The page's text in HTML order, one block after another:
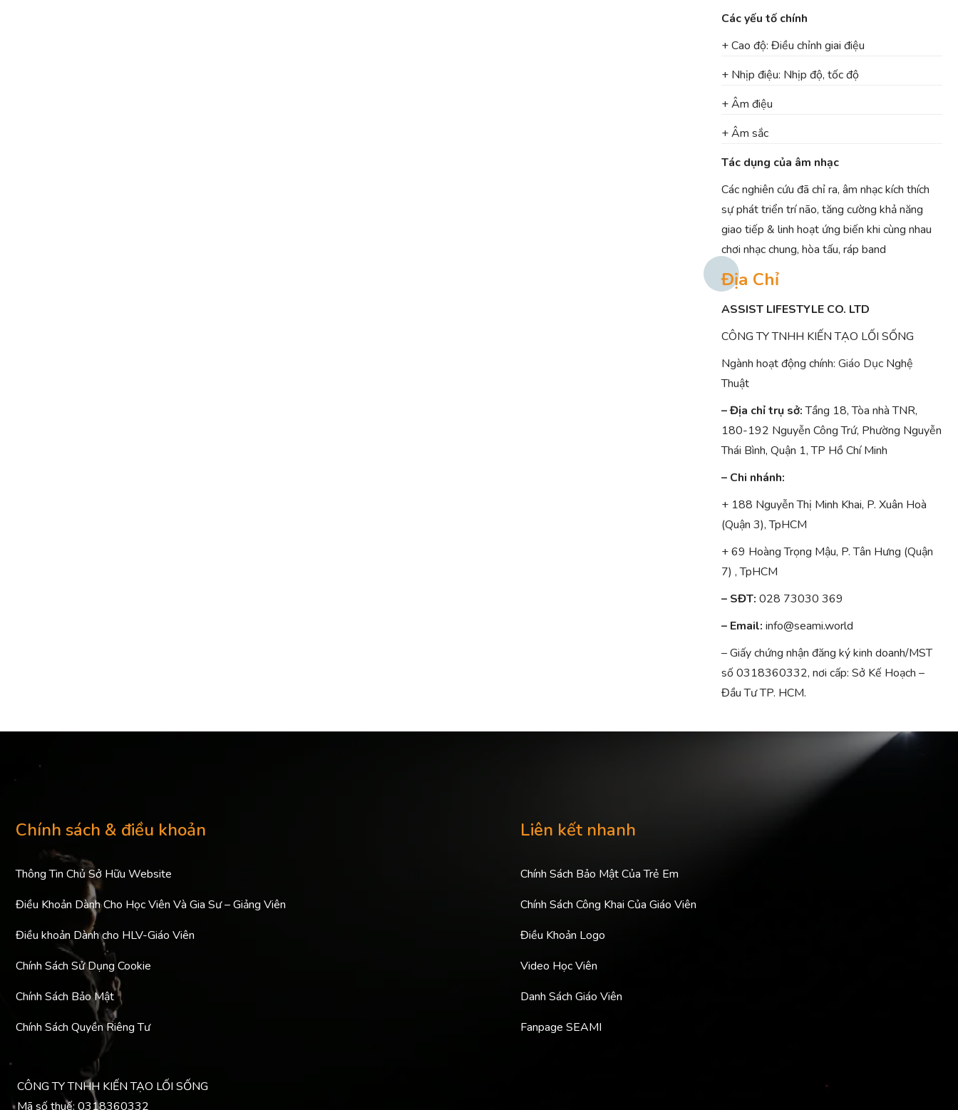
Các yếu tố chính
+ Cao độ: Điều chỉnh giai điệu
+ Nhịp điệu: Nhịp độ, tốc độ
+ Âm điệu
+ Âm sắc
Tác dụng của âm nhạc
Các nghiên cứu đã chỉ ra, âm nhạc kích thích
sự phát triển trí não, tăng cường khả năng
giao tiếp & linh hoạt ứng biến khi cùng nhau
chơi nhạc chung, hòa tấu, ráp band
Địa Chỉ
ASSIST LIFESTYLE CO. LTD
CÔNG TY TNHH KIẾN TẠO LỐI SỐNG
Ngành hoạt động chính: Giáo Dục Nghệ
Thuật
– Địa chỉ trụ sở:Tầng 18, Tòa nhà TNR,
180-192 Nguyễn Công Trứ, Phường Nguyễn
Thái Bình, Quận 1, TP Hồ Chí Minh
– Chi nhánh:
+ 188 Nguyễn Thị Minh Khai, P. Xuân Hoà
(Quận 3), TpHCM
+ 69 Hoàng Trọng Mậu, P. Tân Hưng (Quận
7) , TpHCM
– SĐT: 028 73030 369
– Email: info@seami.world
– Giấy chứng nhận đăng ký kinh doanh/MST
số 0318360332, nơi cấp: Sở Kế Hoạch –
Đầu Tư TP. HCM.
Chính sách & điều khoản
Thông Tin Chủ Sở Hữu Website
Điều Khoản Dành Cho Học Viên Và Gia Sư – Giảng Viên
Điều khoản Dành cho HLV-Giáo Viên
Chính Sách Sử Dụng Cookie
Chính Sách Bảo Mật
Chính Sách Quyền Riêng Tư
Liên kết nhanh
Chính Sách Bảo Mật Của Trẻ Em
Chính Sách Công Khai Của Giáo Viên
Điều Khoản Logo
Video Học Viên
Danh Sách Giáo Viên
Fanpage SEAMI
CÔNG TY TNHH KIẾN TẠO LỐI SỐNG
Mã số thuế: 0318360332